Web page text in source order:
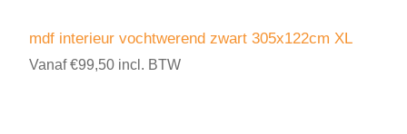
mdf interieur vochtwerend zwart 305x122cm XL
Vanaf €99,50 incl. BTW